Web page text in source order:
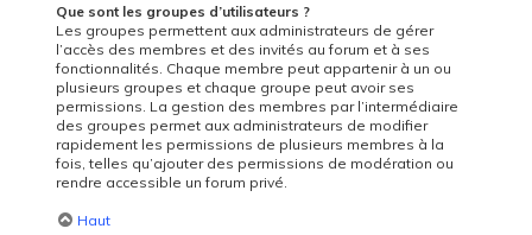
Que sont les groupes d’utilisateurs ?
Les groupes permettent aux administrateurs de gérer
l’accès des membres et des invités au forum et à ses
fonctionnalités. Chaque membre peut appartenir à un ou
plusieurs groupes et chaque groupe peut avoir ses
permissions. La gestion des membres par l’intermédiaire
des groupes permet aux administrateurs de modifier
rapidement les permissions de plusieurs membres à la
fois, telles qu’ajouter des permissions de modération ou
rendre accessible un forum privé.
Haut